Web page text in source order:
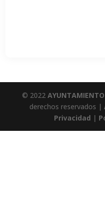
© 2022
derechos reservados |
Privacidad |